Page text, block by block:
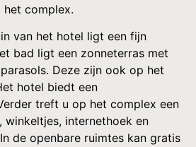
het complex.
van het hotel ligt een fijn
bad ligt een zonneterras met
Deze zijn ook op het
hotel biedt een
treft u op het complex een
winkeltjes, internethoek en
de openbare ruimtes kan gratis